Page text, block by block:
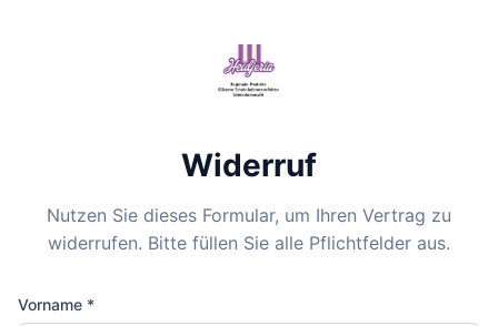
Widerruf
Nutzen Sie dieses Formular, um Ihren Vertrag zu
widerrufen. Bitte füllen Sie alle Pflichtfelder aus.
Vorname *